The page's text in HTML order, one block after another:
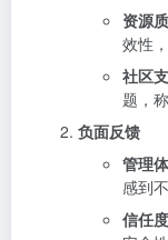
资源
效性
社区
题，
负面反馈
管理
感到
信任度